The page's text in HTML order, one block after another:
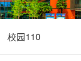
校园110